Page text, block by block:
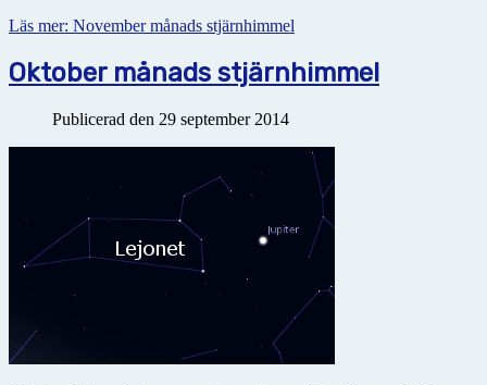
Läs mer: November månads stjärnhimmel
Oktober månads stjärnhimmel
Publicerad den 29 september 2014